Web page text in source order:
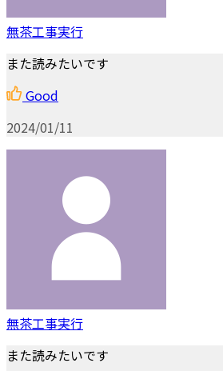
無茶工事実行
また読みたいです
Good
2024/01/11
無茶工事実行
また読みたいです